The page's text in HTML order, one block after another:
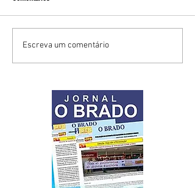
Escreva um comentário